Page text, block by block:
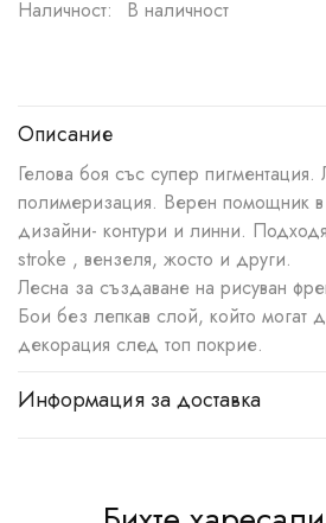
Наличност: В наличност
Описание
Гелова боя със супер пигментация.
полимеризация. Верен помощник в
дизайни- контури и линни.
stroke , вензеля, жосто и други.
Лесна за създаване на рисуван
Бои без лепкав слой, който могат
декорация след топ покрие.
Информация за доставка